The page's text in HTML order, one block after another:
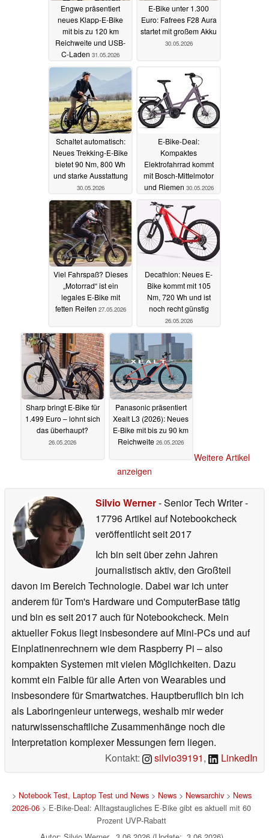
Engwe präsentiert
neues Klapp-E-Bike
mit bis zu 120 km
Reichweite und USB-
C-Laden 31.05.2026
E-Bike unter 1.300
Euro: Fafrees F28 Aura
startet mit großem Akku
30.05.2026
Schaltet automatisch:
Neues Trekking-E-Bike
bietet 90 Nm, 800 Wh
und starke Ausstattung
30.05.2026
E-Bike-Deal:
Kompaktes
Elektrofahrrad kommt
mit Bosch-Mittelmotor
und Riemen 30.05.2026
Viel Fahrspaß? Dieses
„Motorrad“ ist ein
legales E-Bike mit
fetten Reifen 27.05.2026
Decathlon: Neues E-
Bike kommt mit 105
Nm, 720 Wh und ist
noch recht günstig
26.05.2026
Sharp bringt E-Bike für
1.499 Euro – lohnt sich
das überhaupt?
26.05.2026
Panasonic präsentiert
Xealt L3 (2026): Neues
E-Bike mit bis zu 90 km
Reichweite 26.05.2026
Weitere Artikel
anzeigen
Silvio Werner- Senior Tech Writer-
17796 Artikel auf Notebookcheck
veröffentlichtseit 2017
Ich bin seit über zehn Jahren
journalistisch aktiv, den Großteil
davon im Bereich Technologie. Dabei war ich unter
anderem für Tom's Hardware und ComputerBase tätig
und bin es seit 2017 auch für Notebookcheck. Mein
aktueller Fokus liegt insbesondere auf Mini-PCs und auf
Einplatinenrechnern wie dem Raspberry Pi – also
kompakten Systemen mit vielen Möglichkeiten. Dazu
kommt ein Faible für alle Arten von Wearables und
insbesondere für Smartwatches. Hauptberuflich bin ich
als Laboringenieur unterwegs, weshalb mir weder
naturwissenschaftliche Zusammenhänge noch die
Interpretation komplexer Messungen fern liegen.
Kontakt:
silvio39191, LinkedIn
> Notebook Test, Laptop Test und News> News> Newsarchiv> News
2026-06 > E-Bike-Deal: Alltagstaugliches E-Bike gibt es aktuell mit 60
Prozent UVP-Rabatt